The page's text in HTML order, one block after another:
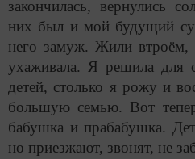
закончилась, вернулись
них был и мой будущий
него замуж. Жили втроём,
ухаживала. Я решила для
детей, столько я рожу и
большую семью. Вот
бабушка и прабабушка.
но приезжают, звонят, не